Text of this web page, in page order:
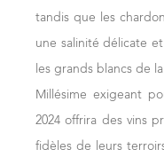
tandis que les
une salinité délicate
les grands blancs de
Millésime exigeant
2024 offrira des vins
fidèles de leurs
des pratiques de
équilibre adapté
chaud de cette
comme le
malolactiques pour
lies et l’utilisation de